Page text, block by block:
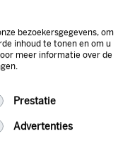
zijn dan betaal je
je altijd verzekerd
bezoekersgegevens, om
inhoud te tonen en om u
meer informatie over de
Prestatie
Advertenties